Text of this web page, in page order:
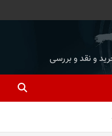
و نقد و بررسی